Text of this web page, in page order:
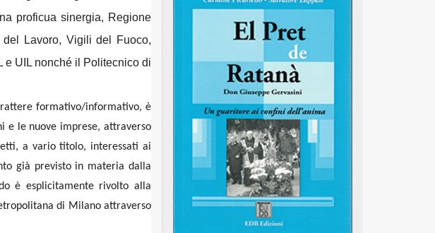
proficua sinergia, Regione
del Lavoro, Vigili del Fuoco,
e UIL nonché il Politecnico di
formativo/informativo, è
e le nuove imprese, attraverso
a vario titolo, interessati ai
già previsto in materia dalla
è esplicitamente rivolto alla
di Milano attraverso